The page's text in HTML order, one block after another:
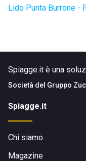
Lido Punta Burrone -
Spiagge.it è una
Società del Gruppo
Spiagge.it
Chi siamo
Magazine